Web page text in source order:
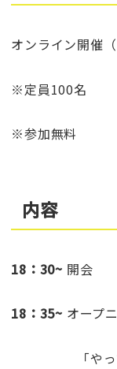
オンライン開催
※定員100名
※参加無料
内容
18：30~ 開会
18：35~ オープ
「やってみ